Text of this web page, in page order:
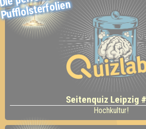
Pufflolsterfolien
Seitenquiz Leipzig
Hochkultur!